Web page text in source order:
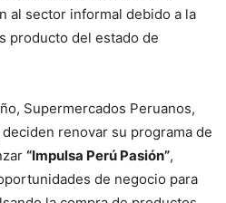
al sector informal debido a la
producto del estado de
Supermercados Peruanos,
renovar su programa de
“Impulsa Perú Pasión”,
de negocio para